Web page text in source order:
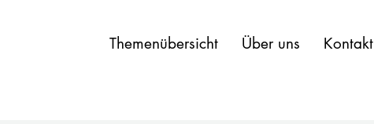
Themenübersicht Über uns Kontakt